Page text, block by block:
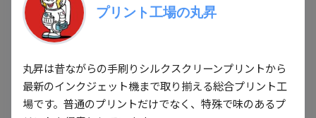
プリント工場の丸昇
丸昇は昔ながらの手刷りシルクスクリーンプリントから
最新のインクジェット機まで取り揃える総合プリント工
場です。普通のプリントだけでなく、特殊で味のあるプ